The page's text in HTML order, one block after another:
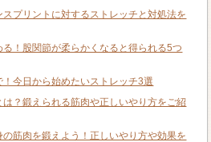
スプリントに対するストレッチと対処法を
！股関節が柔らかくなると得られる5つ
今日から始めたいストレッチ3選
？鍛えられる筋肉や正しいやり方をご紹
筋肉を鍛えよう！正しいやり方や効果を